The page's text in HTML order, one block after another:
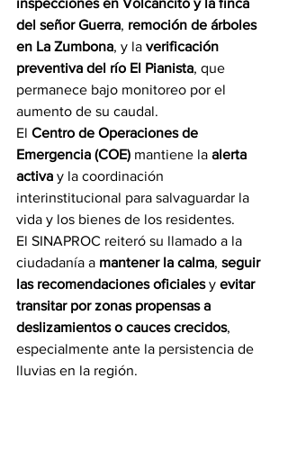
inspecciones en Volcancito y la finca
del señor Guerra, remoción de árboles
en La Zumbona, y la verificación
preventiva del río El Pianista, que
permanece bajo monitoreo por el
aumento de su caudal.
El Centro de Operaciones de
Emergencia (COE) mantiene la alerta
activa y la coordinación
interinstitucional para salvaguardar la
vida y los bienes de los residentes.
El SINAPROC reiteró su llamado a la
ciudadanía a mantener la calma, seguir
las recomendaciones oficiales y evitar
transitar por zonas propensas a
deslizamientos o cauces crecidos,
especialmente ante la persistencia de
lluvias en la región.